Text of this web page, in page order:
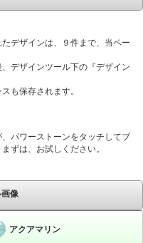
デザインは、９件まで、当ペー
デザインツール下の『デザイン
も保存されます。
パワーストーンをタッチしてブ
ずは、お試しください。
像
アクアマリン